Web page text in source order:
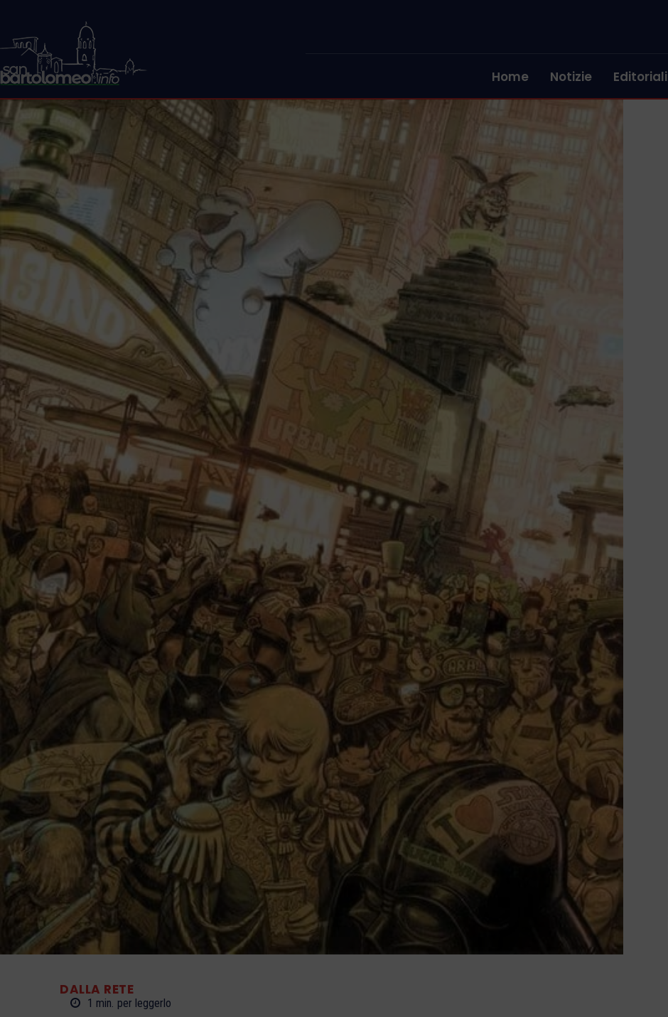
Home Notizie Editoriali
DALLA RETE
1 min. per leggerlo